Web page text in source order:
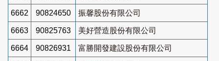
6662 90824650 振馨股份有限公司
6663 90825763 美好營造股份有限公司
6664 90826931 富勝開發建設股份有限公司